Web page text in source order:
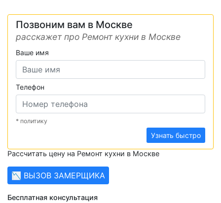
Позвоним вам в Москве
расскажет про Ремонт кухни в Москве
Ваше имя
Телефон
* политику
Узнать быстро
Рассчитать цену на Ремонт кухни в Москве
📉 ВЫЗОВ ЗАМЕРЩИКА
Бесплатная консультация